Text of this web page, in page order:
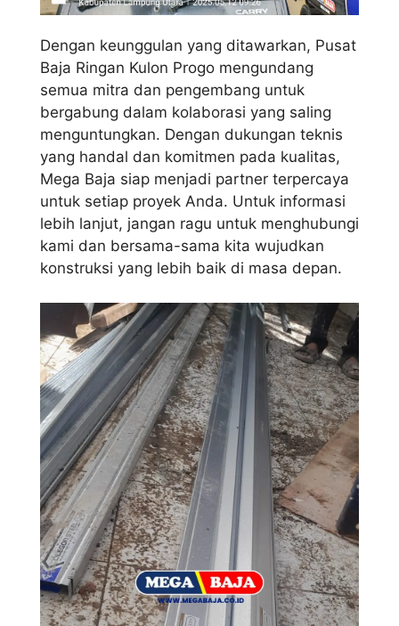
Dengan keunggulan yang ditawarkan, Pusat
Baja Ringan Kulon Progo mengundang
semua mitra dan pengembang untuk
bergabung dalam kolaborasi yang saling
menguntungkan. Dengan dukungan teknis
yang handal dan komitmen pada kualitas,
Mega Baja siap menjadi partner terpercaya
untuk setiap proyek Anda. Untuk informasi
lebih lanjut, jangan ragu untuk menghubungi
kami dan bersama-sama kita wujudkan
konstruksi yang lebih baik di masa depan.